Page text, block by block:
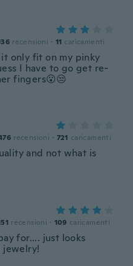
recensioni · 11 caricamenti
it only fit on my pinky
I have to go get re-
fingers😮😒
recensioni · 721 caricamenti
and not what is
recensioni · 109 caricamenti
for.... just looks
jewelry!